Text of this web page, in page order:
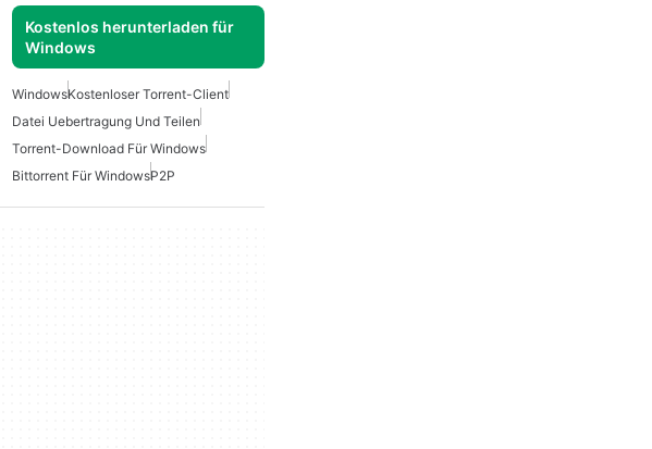
Kostenlos herunterladen für
Windows
WindowsKostenloser Torrent-Client
Datei Uebertragung Und Teilen
Torrent-Download Für Windows
Bittorrent Für WindowsP2P